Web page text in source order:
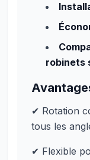
robinets
✔ Rotation
tous les
✔ Flexible